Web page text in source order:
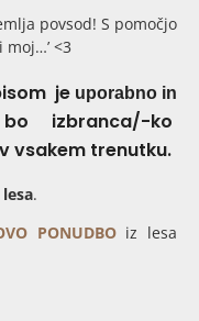
povsod! S pomočjo
moj…’ <3
je uporabno in
izbranca/-ko
vsakem trenutku.
.
PONUDBOiz lesa